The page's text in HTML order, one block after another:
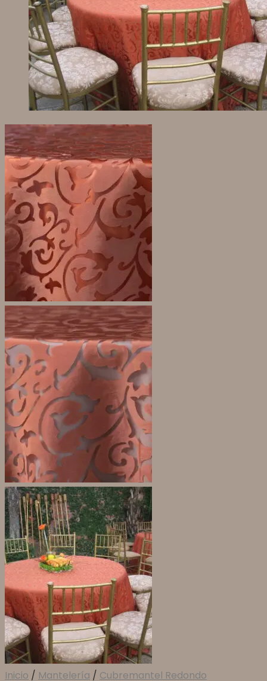
Inicio / Mantelería / Cubremantel Redondo